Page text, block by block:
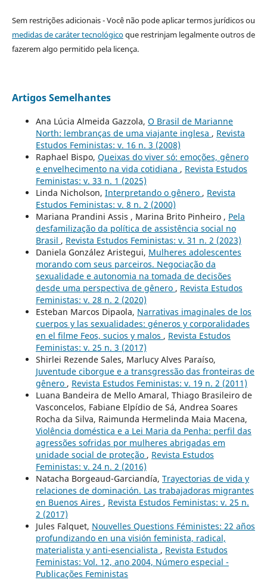
Sem restrições adicionais - Você não pode aplicar termos jurídicos ou
medidas de caráter tecnológicoque restrinjam legalmente outros de
fazerem algo permitido pela licença.
Artigos Semelhantes
Ana Lúcia Almeida Gazzola, O Brasil de Marianne
North: lembranças de uma viajante inglesa , Revista
Estudos Feministas: v. 16 n. 3 (2008)
Raphael Bispo, Queixas do viver só: emoções, gênero
e envelhecimento na vida cotidiana , Revista Estudos
Feministas: v. 33 n. 1 (2025)
Linda Nicholson, Interpretando o gênero , Revista
Estudos Feministas: v. 8 n. 2 (2000)
Mariana Prandini Assis , Marina Brito Pinheiro , Pela
desfamilização da política de assistência social no
Brasil , Revista Estudos Feministas: v. 31 n. 2 (2023)
Daniela González Aristegui, Mulheres adolescentes
morando com seus parceiros. Negociação da
sexualidade e autonomia na tomada de decisões
desde uma perspectiva de gênero , Revista Estudos
Feministas: v. 28 n. 2 (2020)
Esteban Marcos Dipaola, Narrativas imaginales de los
cuerpos y las sexualidades: géneros y corporalidades
en el filme Feos, sucios y malos , Revista Estudos
Feministas: v. 25 n. 3 (2017)
Shirlei Rezende Sales, Marlucy Alves Paraíso,
Juventude ciborgue e a transgressão das fronteiras de
gênero , Revista Estudos Feministas: v. 19 n. 2 (2011)
Luana Bandeira de Mello Amaral, Thiago Brasileiro de
Vasconcelos, Fabiane Elpídio de Sá, Andrea Soares
Rocha da Silva, Raimunda Hermelinda Maia Macena,
Violência doméstica e a Lei Maria da Penha: perfil das
agressões sofridas por mulheres abrigadas em
unidade social de proteção , Revista Estudos
Feministas: v. 24 n. 2 (2016)
Natacha Borgeaud-Garciandía, Trayectorias de vida y
relaciones de dominación. Las trabajadoras migrantes
en Buenos Aires , Revista Estudos Feministas: v. 25 n.
2 (2017)
Jules Falquet, Nouvelles Questions Féministes: 22 años
profundizando en una visión feminista, radical,
materialista y anti-esencialista , Revista Estudos
Feministas: Vol. 12, ano 2004, Número especial -
Publicações Feministas